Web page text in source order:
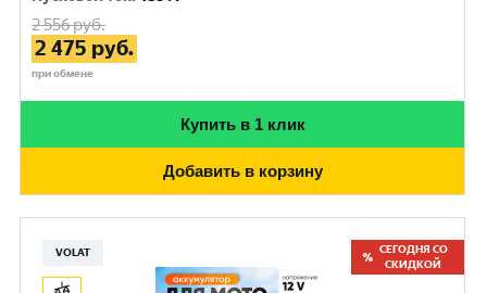
2 556руб.
2 475 руб.
при обмене
Купить в 1 клик
Добавить в корзину
VOLAT
СЕГОДНЯ СО
СКИДКОЙ